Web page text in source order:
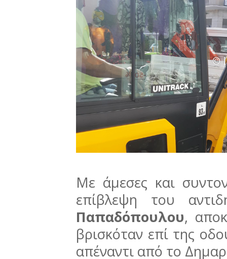
Με άμεσες και
επίβλεψη του
Παπαδόπουλου,
βρισκόταν επί της
απέναντι από το